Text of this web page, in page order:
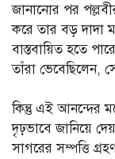
জানানোর পর
করে তার বড় দাদা
বাস্তবায়িত হতে
তাঁরা ভেবেছিলেন,
কিন্তু এই আনন্দের
দৃঢ়ভাবে জানিয়ে
সাগরের সম্পত্তি